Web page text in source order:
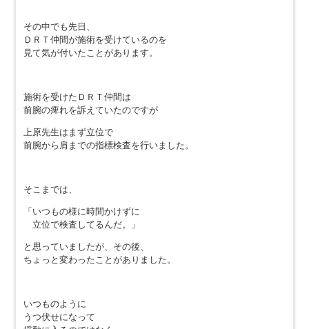
その中でも先日、
ＤＲＴ仲間が施術を受けているのを
見て気が付いたことがあります。
施術を受けたＤＲＴ仲間は
前腕の痺れを訴えていたのですが
上原先生はまず立位で
前腕から肩までの指標検査を行いました。
そこまでは、
「いつもの様に時間かけずに
立位で検査してるんだ。」
と思っていましたが、その後、
ちょっと変わったことがありました。
いつものように
うつ伏せになって